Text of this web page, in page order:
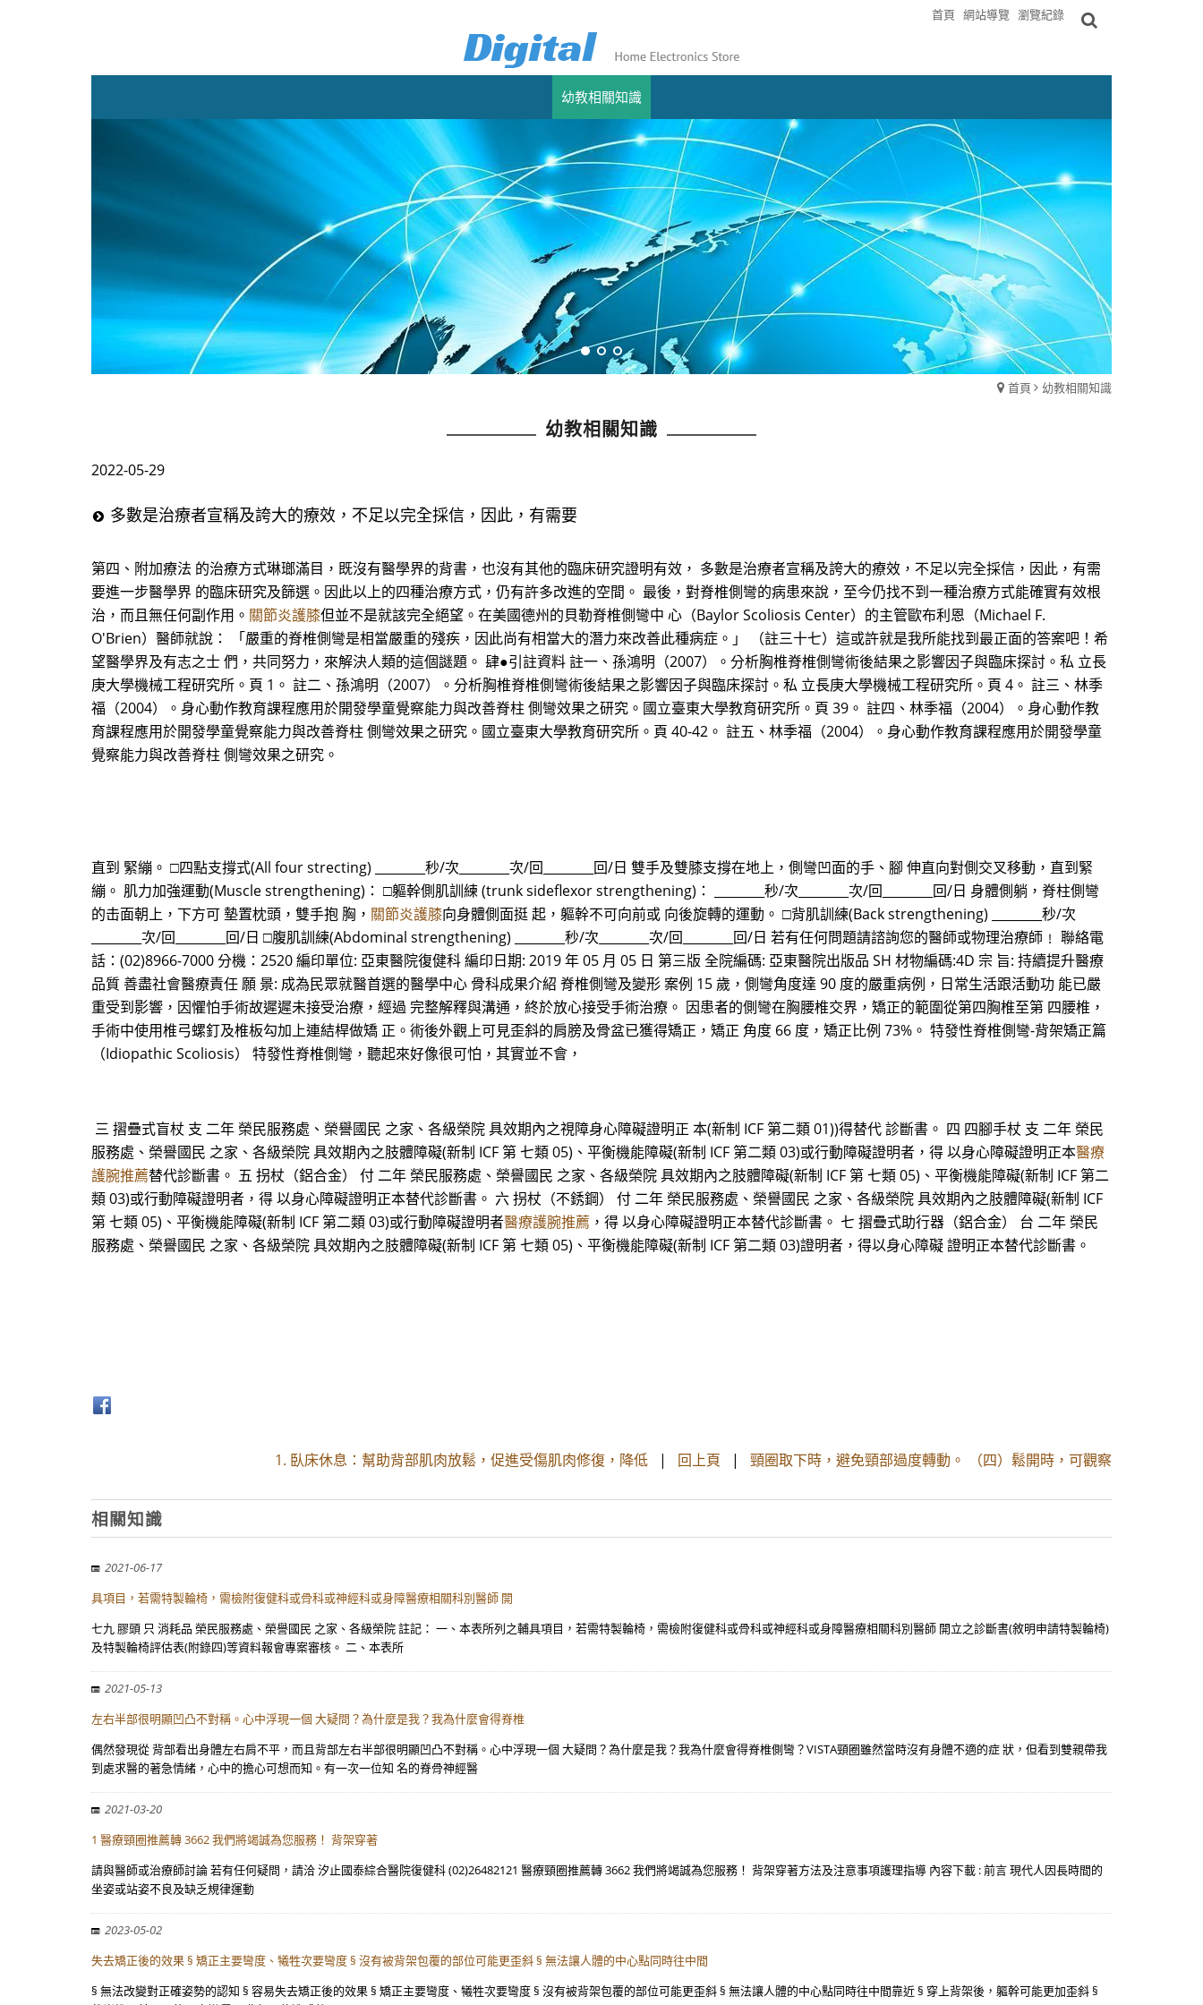
首頁 網站導覽 瀏覽紀錄
幼教相關知識
首頁 幼教相關知識
幼教相關知識
2022-05-29
多數是治療者宣稱及誇大的療效，不足以完全採信，因此，有需要
第四、附加療法 的治療方式琳瑯滿目，既沒有醫學界的背書，也沒有其他的臨床研究證明有效， 多數是治療者宣稱及誇大的療效，不足以完全採信，因此，有需
要進一步醫學界 的臨床研究及篩選。因此以上的四種治療方式，仍有許多改進的空間。 最後，對脊椎側彎的病患來說，至今仍找不到一種治療方式能確實有效根
治，而且無任何副作用。 關節炎護膝但並不是就該完全絕望。在美國德州的貝勒脊椎側彎中 心（Baylor Scoliosis Center）的主管歐布利恩（Michael F.
O'Brien）醫師就說： 「嚴重的脊椎側彎是相當嚴重的殘疾，因此尚有相當大的潛力來改善此種病症。」 （註三十七）這或許就是我所能找到最正面的答案吧！希
望醫學界及有志之士 們，共同努力，來解決人類的這個謎題。 肆●引註資料 註一、孫鴻明（2007）。分析胸椎脊椎側彎術後結果之影響因子與臨床探討。私 立長
庚大學機械工程研究所。頁 1。 註二、孫鴻明（2007）。分析胸椎脊椎側彎術後結果之影響因子與臨床探討。私 立長庚大學機械工程研究所。頁 4。 註三、林季
福（2004）。身心動作教育課程應用於開發學童覺察能力與改善脊柱 側彎效果之研究。國立臺東大學教育研究所。頁 39。 註四、林季福（2004）。身心動作教
育課程應用於開發學童覺察能力與改善脊柱 側彎效果之研究。國立臺東大學教育研究所。頁 40-42。 註五、林季福（2004）。身心動作教育課程應用於開發學童
覺察能力與改善脊柱 側彎效果之研究。
直到 緊繃。 □四點支撐式(All four strecting) ________秒/次________次/回________回/日 雙手及雙膝支撐在地上，側彎凹面的手、腳 伸直向對側交叉移動，直到緊
繃。 肌力加強運動(Muscle strengthening)： □軀幹側肌訓練 (trunk sideflexor strengthening)： ________秒/次________次/回________回/日 身體側躺，脊柱側彎
的击面朝上，下方可 墊置枕頭，雙手抱 胸， 關節炎護膝向身體側面挺 起，軀幹不可向前或 向後旋轉的運動。 □背肌訓練(Back strengthening) ________秒/次
________次/回________回/日 □腹肌訓練(Abdominal strengthening) ________秒/次________次/回________回/日 若有任何問題請諮詢您的醫師或物理治療師﹗ 聯絡電
話：(02)8966-7000 分機：2520 編印單位: 亞東醫院復健科 編印日期: 2019 年 05 月 05 日 第三版 全院編碼: 亞東醫院出版品 SH 材物編碼:4D 宗 旨: 持續提升醫療
品質 善盡社會醫療責任 願 景: 成為民眾就醫首選的醫學中心 骨科成果介紹 脊椎側彎及變形 案例 15 歲，側彎角度達 90 度的嚴重病例，日常生活跟活動功 能已嚴
重受到影響，因懼怕手術故遲遲未接受治療，經過 完整解釋與溝通，終於放心接受手術治療。 因患者的側彎在胸腰椎交界，矯正的範圍從第四胸椎至第 四腰椎，
手術中使用椎弓螺釘及椎板勾加上連結桿做矯 正。術後外觀上可見歪斜的肩膀及骨盆已獲得矯正，矯正 角度 66 度，矯正比例 73%。 特發性脊椎側彎-背架矯正篇
（Idiopathic Scoliosis） 特發性脊椎側彎，聽起來好像很可怕，其實並不會，
三 摺疊式盲杖 支 二年 榮民服務處、榮譽國民 之家、各級榮院 具效期內之視障身心障礙證明正 本(新制 ICF 第二類 01))得替代 診斷書。 四 四腳手杖 支 二年 榮民
服務處、榮譽國民 之家、各級榮院 具效期內之肢體障礙(新制 ICF 第 七類 05)、平衡機能障礙(新制 ICF 第二類 03)或行動障礙證明者，得 以身心障礙證明正本醫療
護腕推薦替代診斷書。 五 拐杖（鋁合金） 付 二年 榮民服務處、榮譽國民 之家、各級榮院 具效期內之肢體障礙(新制 ICF 第 七類 05)、平衡機能障礙(新制 ICF 第二
類 03)或行動障礙證明者，得 以身心障礙證明正本替代診斷書。 六 拐杖（不銹鋼） 付 二年 榮民服務處、榮譽國民 之家、各級榮院 具效期內之肢體障礙(新制 ICF
第 七類 05)、平衡機能障礙(新制 ICF 第二類 03)或行動障礙證明者醫療護腕推薦 ，得 以身心障礙證明正本替代診斷書。 七 摺疊式助行器（鋁合金） 台 二年 榮民
服務處、榮譽國民 之家、各級榮院 具效期內之肢體障礙(新制 ICF 第 七類 05)、平衡機能障礙(新制 ICF 第二類 03)證明者，得以身心障礙 證明正本替代診斷書。
1. 臥床休息：幫助背部肌肉放鬆，促進受傷肌肉修復，降低 | 回上頁 | 頸圈取下時，避免頸部過度轉動。 （四）鬆開時，可觀察
相關知識
2021-06-17
具項目，若需特製輪椅，需檢附復健科或骨科或神經科或身障醫療相關科別醫師 開
七九 膠頭 只 消耗品 榮民服務處、榮譽國民 之家、各級榮院 註記： 一、本表所列之輔具項目，若需特製輪椅，需檢附復健科或骨科或神經科或身障醫療相關科別醫師 開立之診斷書(敘明申請特製輪椅)
及特製輪椅評估表(附錄四)等資料報會專案審核。 二、本表所
2021-05-13
左右半部很明顯凹凸不對稱。心中浮現一個 大疑問？為什麼是我？我為什麼會得脊椎
偶然發現從 背部看出身體左右肩不平，而且背部左右半部很明顯凹凸不對稱。心中浮現一個 大疑問？為什麼是我？我為什麼會得脊椎側彎？VISTA頸圈雖然當時沒有身體不適的症 狀，但看到雙親帶我
到處求醫的著急情緒，心中的擔心可想而知。有一次一位知 名的脊骨神經醫
2021-03-20
1 醫療頸圈推薦轉 3662 我們將竭誠為您服務！ 背架穿著
請與醫師或治療師討論 若有任何疑問，請洽 汐止國泰綜合醫院復健科 (02)26482121 醫療頸圈推薦轉 3662 我們將竭誠為您服務！ 背架穿著方法及注意事項護理指導 內容下載 : 前言 現代人因長時間的
坐姿或站姿不良及缺乏規律運動
2023-05-02
失去矯正後的效果 § 矯正主要彎度、犧牲次要彎度 § 沒有被背架包覆的部位可能更歪斜 § 無法讓人體的中心點同時往中間
§ 無法改變對正確姿勢的認知 § 容易失去矯正後的效果 § 矯正主要彎度、犧牲次要彎度 § 沒有被背架包覆的部位可能更歪斜 § 無法讓人體的中心點同時往中間靠近 § 穿上背架後，軀幹可能更加歪斜 §